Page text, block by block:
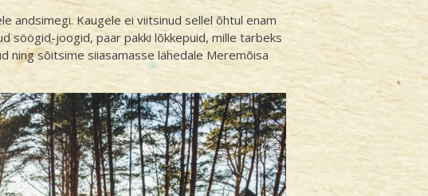
andsimegi. Kaugele ei viitsinud sellel õhtul enam
söögid-joogid, paar pakki lõkkepuid, mille tarbeks
ning sõitsime siiasamasse lähedale Meremõisa